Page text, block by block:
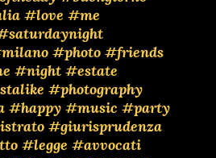
#love #me
#photo #friends
#night #estate
#photography
#happy #music #party
#giurisprudenza
#legge #avvocati